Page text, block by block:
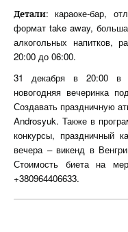
Детали: караоке-бар,
формат take away,
алкогольных напитков,
20:00 до 06:00.
31 декабря в 20:00 в
новогодняя вечеринка
Создавать праздничную
Androsyuk. Также в
конкурсы, праздничный
вечера – викенд в
Стоимость биета на
+380964406633.